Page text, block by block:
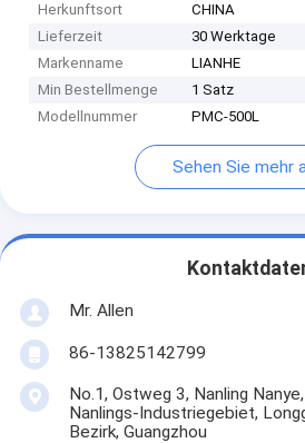
Herkunftsort
CHINA
Lieferzeit
30 Werktage
Markenname
LIANHE
Min Bestellmenge
1 Satz
Modellnummer
PMC-500L
Sehen Sie mehr
Mr. Allen
86-13825142799
No.1, Ostweg 3, Nanling
Nanlings-Industriegebiet,
Bezirk, Guangzhou